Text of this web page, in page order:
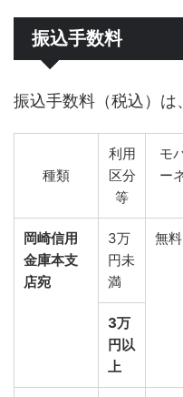
振込手数料
振込手数料（税込）は
種類
利用
区分
等
モ
ー
岡崎信用
金庫本支
店宛
3万
円未
満
無料
3万
円以
上